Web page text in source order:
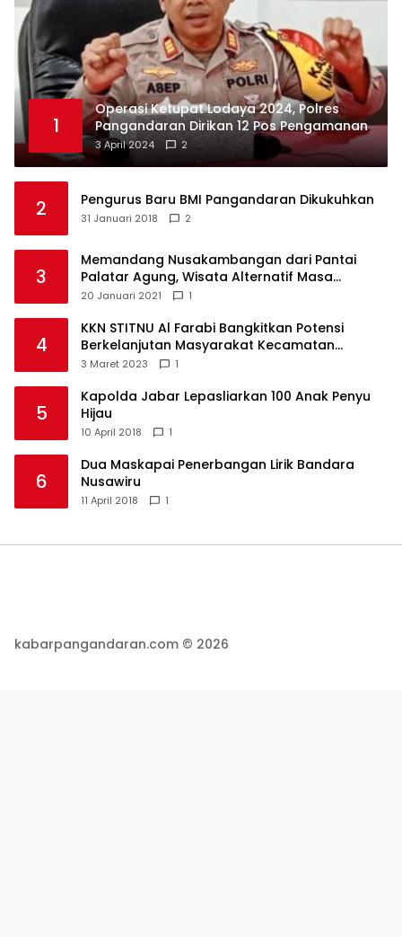
1
Operasi Ketupat Lodaya 2024, Polres
Pangandaran Dirikan 12 Pos Pengamanan
3 April 2024 2
2 Pengurus Baru BMI Pangandaran Dikukuhkan
31 Januari 2018 2
3
Memandang Nusakambangan dari Pantai
Palatar Agung, Wisata Alternatif Masa
Pandemi
20 Januari 2021 1
4
KKN STITNU Al Farabi Bangkitkan Potensi
Berkelanjutan Masyarakat Kecamatan
Langkaplancar
3 Maret 2023 1
5
Kapolda Jabar Lepasliarkan 100 Anak Penyu
Hijau
10 April 2018 1
6
Dua Maskapai Penerbangan Lirik Bandara
Nusawiru
11 April 2018 1
kabarpangandaran.com © 2026